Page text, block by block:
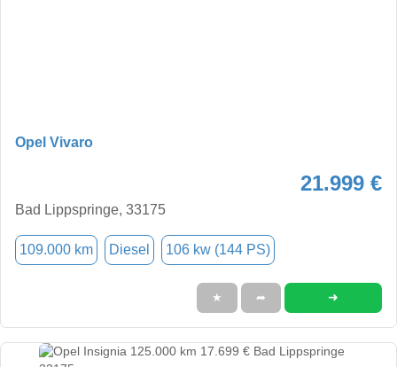
Opel Vivaro
21.999 €
Bad Lippspringe, 33175
109.000 km Diesel 106 kw (144 PS)
★ ➦ ➜